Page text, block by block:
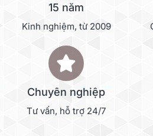
15 năm
Kinh nghiệm, từ 2009
Chuyên nghiệp
Tư vấn, hỗ trợ 24/7